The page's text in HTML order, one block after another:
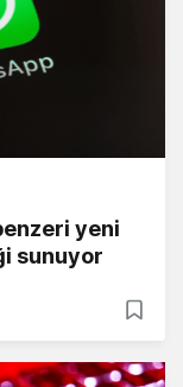
yeni
sunuyor